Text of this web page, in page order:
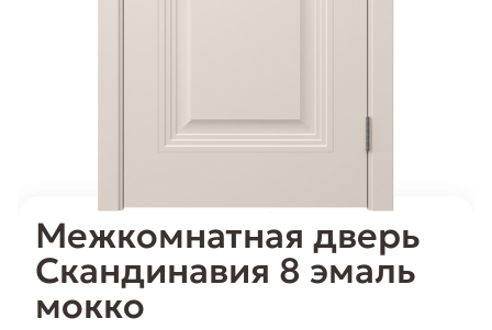
Межкомнатная дверь
Скандинавия 8 эмаль
мокко